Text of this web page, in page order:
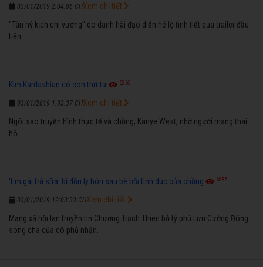
03/01/2019 2:04:06 CH
"Tân hỷ kịch chi vương" do danh hài đạo diễn hé lộ tình tiết qua trailer đầu
tiên.
Xem chi tiết
Kim Kardashian có con thứ tư 6265
03/01/2019 1:03:37 CH
Ngôi sao truyền hình thực tế và chồng, Kanye West, nhờ người mang thai
hộ.
Xem chi tiết
'Em gái trà sữa' bị đồn ly hôn sau bê bối tình dục của chồng 6585
03/01/2019 12:03:33 CH
Mạng xã hội lan truyền tin Chương Trạch Thiên bỏ tỷ phú Lưu Cường Đông
song cha của cô phủ nhận.
Xem chi tiết